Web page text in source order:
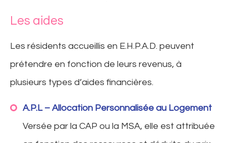
Les aides
Les résidents accueillis en E.H.P.A.D. peuvent
prétendre en fonction de leurs revenus, à
plusieurs types d’aides financières.
A.P.L – Allocation Personnalisée au Logement
Versée par la CAP ou la MSA, elle est attribuée